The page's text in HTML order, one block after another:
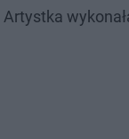
Artystka